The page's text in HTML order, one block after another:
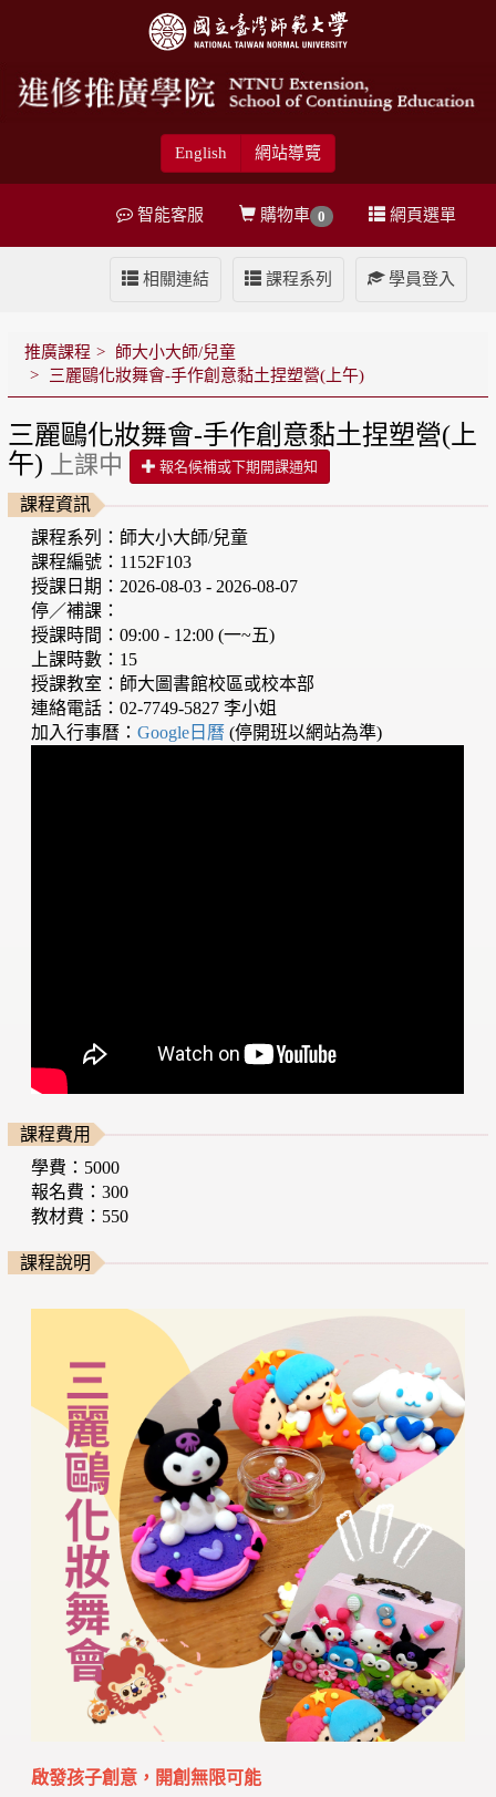
English 網站導覽
網頁選單
購物車 0
智能客服
學員登入
課程系列
相關連結
推廣課程
師大小大師/兒童
三麗鷗化妝舞會-手作創意黏土捏塑營(上午)
三麗鷗化妝舞會-手作創意黏土捏塑營(上
午)
上課中 報名候補或下期開課通知
課程資訊
課程系列：師大小大師/兒童
課程編號：1152F103
授課日期：2026-08-03 - 2026-08-07
停／補課：
授課時間：09:00 - 12:00 (一~五)
上課時數：15
授課教室：師大圖書館校區或校本部
連絡電話：02-7749-5827 李小姐
加入行事曆：Google日曆(停開班以網站為準)
課程費用
學費：5000
報名費：300
教材費：550
課程說明
啟發孩子創意，開創無限可能